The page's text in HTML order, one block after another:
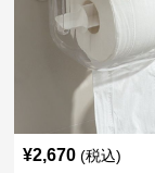
¥2,670 (税込)